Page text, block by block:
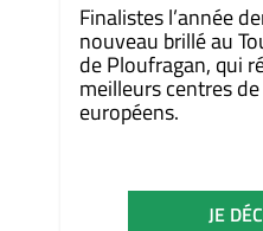
Finalistes l’année
nouveau brillé au
de Ploufragan, qui
meilleurs centres
européens.
JE